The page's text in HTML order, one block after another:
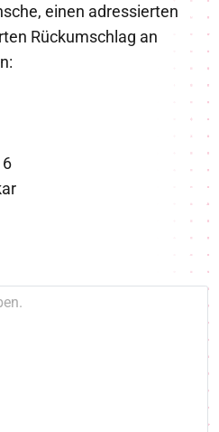
einen adressierten
Rückumschlag an